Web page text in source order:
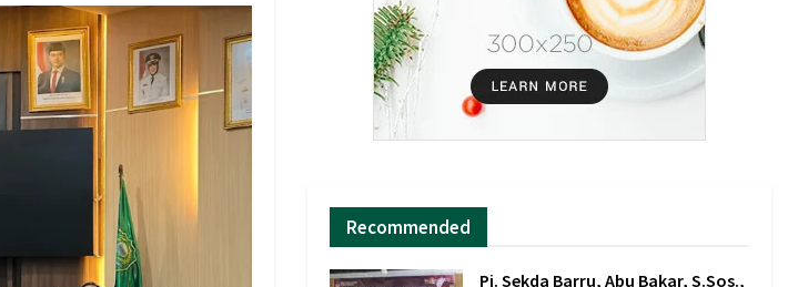
Recommended
Pj. Sekda Barru, Abu Bakar, S.Sos.,